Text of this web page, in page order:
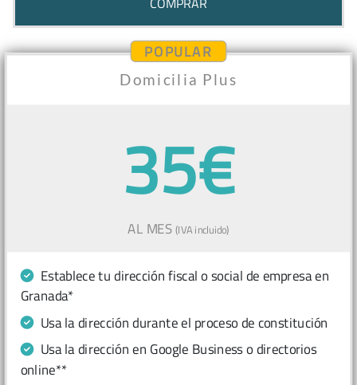
POPULAR
Domicilia Plus
35€
AL MES(IVA incluido)
Establece tu dirección fiscal o social de empresa en
Granada*
Usa la dirección durante el proceso de constitución
Usa la dirección en Google Business o directorios
online**